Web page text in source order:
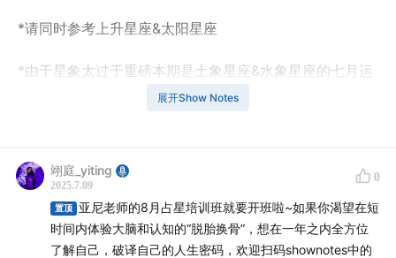
*请同时参考上升星座&太阳星座
*由于星象太过于重磅本期是土象星座&水象星座的七月运
势，下一期将更新火象&风象星座！
了解更多占星内容
展开Show Notes
翊庭_yiting
2025.7.09
0
置顶
亚尼老师的8月占星培训班就要开班啦~如果你渴望在短
时间内体验大脑和认知的“脱胎换骨”，想在一年之内全方位
了解自己，破译自己的人生密码，欢迎扫码shownotes中的